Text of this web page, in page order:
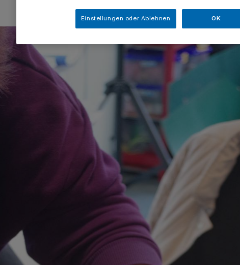
Einstellungen oder Ablehnen OK